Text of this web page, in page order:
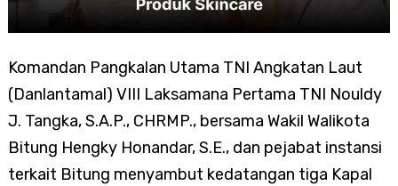
Komandan Pangkalan Utama TNI Angkatan Laut
(Danlantamal) VIII Laksamana Pertama TNI Nouldy
J. Tangka, S.A.P., CHRMP., bersama Wakil Walikota
Bitung Hengky Honandar, S.E., dan pejabat instansi
terkait Bitung menyambut kedatangan tiga Kapal